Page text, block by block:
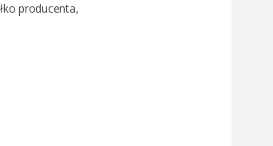
producenta,